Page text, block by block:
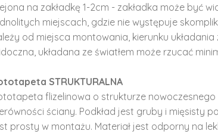
na zakładkę 1-2cm - zakładka może być
miejscach, gdzie nie występuje
od miejsca montowania, kierunku układania
układana ze światłem może rzucać
STRUKTURALNA
flizelinowa o strukturze nowoczesnego
ściany. Podkład jest gruby i mięsisty
prosty w montażu. Materiał jest odporny na